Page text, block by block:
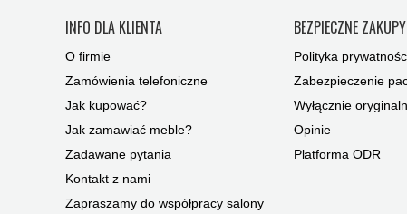
INFO DLA KLIENTA
O firmie
Zamówienia telefoniczne
Jak kupować?
Jak zamawiać meble?
Zadawane pytania
Kontakt z nami
Zapraszamy do współpracy salony
BEZPIECZNE ZAKUPY
Polityka
Zabezpieczenie
Wyłącznie
Opinie
Platforma ODR